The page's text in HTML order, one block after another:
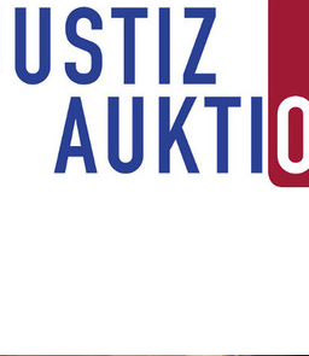
Anwärter des Jahrgangs 2024/2026
NRW geehrt
helfen Streit schlichten!